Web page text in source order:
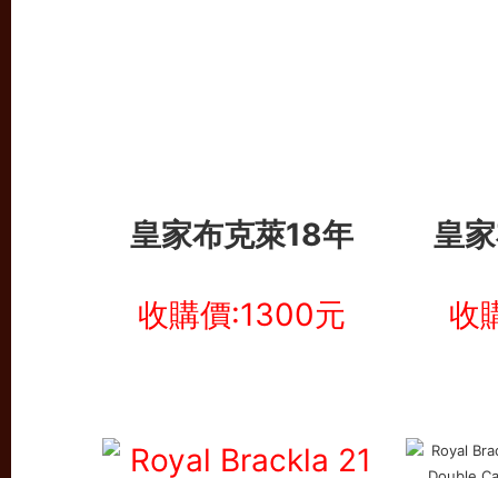
皇家布克萊18年 皇
收購價:1300元 收